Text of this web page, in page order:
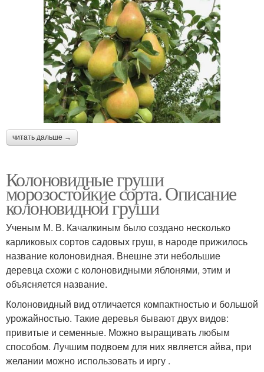
читать дальше →
Колоновидные груши
морозостойкие сорта. Описание
колоновидной груши
Ученым М. В. Качалкиным было создано несколько
карликовых сортов садовых груш, в народе прижилось
название колоновидная. Внешне эти небольшие
деревца схожи с колоновидными яблонями, этим и
объясняется название.
Колоновидный вид отличается компактностью и большой
урожайностью. Такие деревья бывают двух видов:
привитые и семенные. Можно выращивать любым
способом. Лучшим подвоем для них является айва, при
желании можно использовать и иргу .